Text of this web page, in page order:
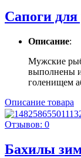
Сапоги
Описание:
Мужские
выполнены
голенищем
Описание товара
Отзывов: 0
Бахилы